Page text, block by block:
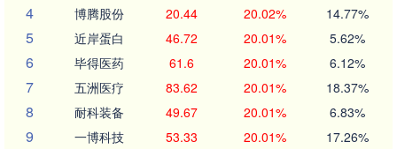
4 博腾股份 20.44 20.02% 14.77%
5 近岸蛋白 46.72 20.01% 5.62%
6 毕得医药 61.6 20.01% 6.12%
7 五洲医疗 83.62 20.01% 18.37%
8 耐科装备 49.67 20.01% 6.83%
9 一博科技 53.33 20.01% 17.26%